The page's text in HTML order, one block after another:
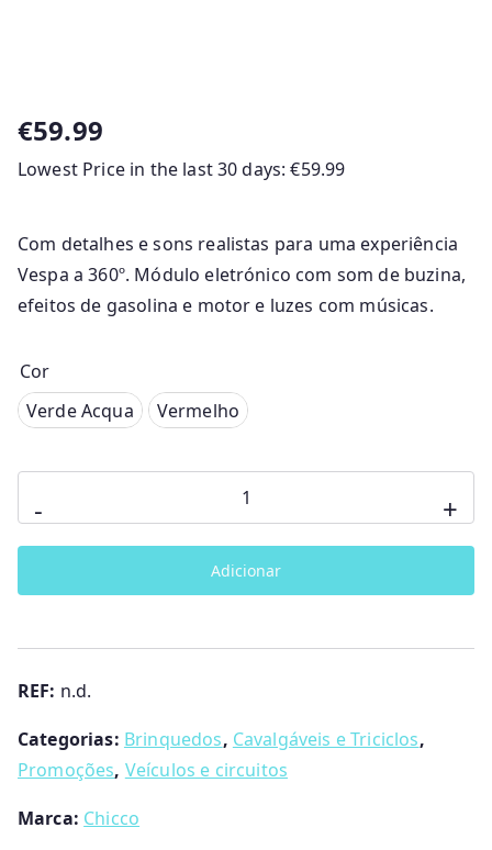
€59.99
Lowest Price in the last 30 days:€59.99
Com detalhes e sons realistas para uma experiência
Vespa a 360º. Módulo eletrónico com som de buzina,
efeitos de gasolina e motor e luzes com músicas.
Cor
Acqua
Verde Acqua Vermelho
-
de
Vespa
+
Adicionar
REF: n.d.
Categorias: Brinquedos, Cavalgáveis e Triciclos,
Promoções, Veículos e circuitos
Marca: Chicco